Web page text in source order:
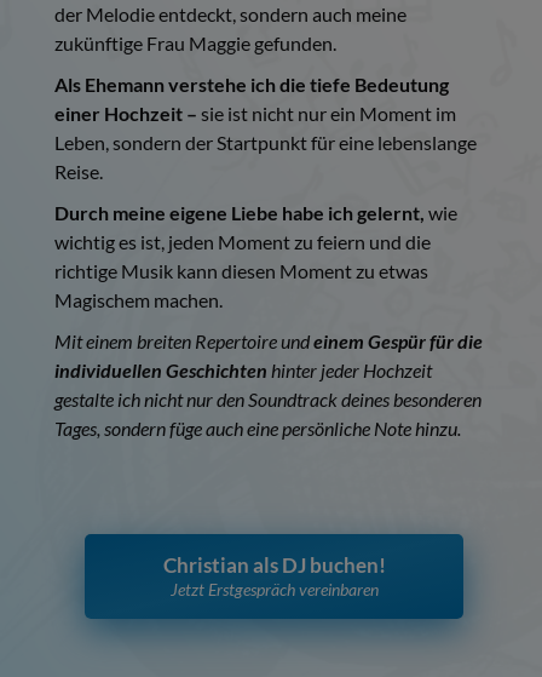
der Melodie entdeckt, sondern auch meine
zukünftige Frau Maggie gefunden.
Als Ehemann verstehe ich die tiefe Bedeutung
einer Hochzeit – sie ist nicht nur ein Moment im
Leben, sondern der Startpunkt für eine lebenslange
Reise.
Durch meine eigene Liebe habe ich gelernt, wie
wichtig es ist, jeden Moment zu feiern und die
richtige Musik kann diesen Moment zu etwas
Magischem machen.
Mit einem breiten Repertoire undeinem Gespür für die
individuellen Geschichten hinter jeder Hochzeit
gestalte ich nicht nur den Soundtrack deines besonderen
Tages, sondern füge auch eine persönliche Note hinzu.
Christian als DJ buchen!
Jetzt Erstgespräch vereinbaren